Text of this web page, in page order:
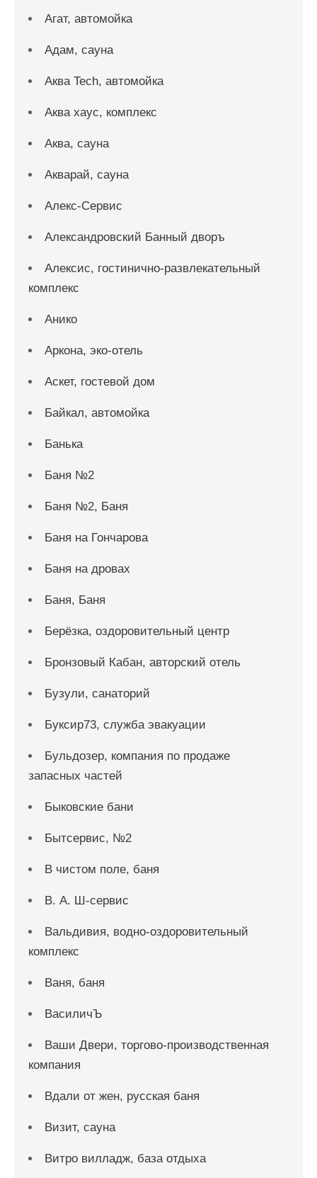
Агат, автомойка
Адам, сауна
Аква Tech, автомойка
Аква хаус, комплекс
Аква, сауна
Акварай, сауна
Алекс-Сервис
Александровский Банный дворъ
Алексис, гостинично-развлекательный
комплекс
Анико
Аркона, эко-отель
Аскет, гостевой дом
Байкал, автомойка
Банька
Баня №2
Баня №2, Баня
Баня на Гончарова
Баня на дровах
Баня, Баня
Берёзка, оздоровительный центр
Бронзовый Кабан, авторский отель
Бузули, санаторий
Буксир73, служба эвакуации
Бульдозер, компания по продаже
запасных частей
Быковские бани
Бытсервис, №2
В чистом поле, баня
В. А. Ш-сервис
Вальдивия, водно-оздоровительный
комплекс
Ваня, баня
ВасиличЪ
Ваши Двери, торгово-производственная
компания
Вдали от жен, русская баня
Визит, сауна
Витро вилладж, база отдыха